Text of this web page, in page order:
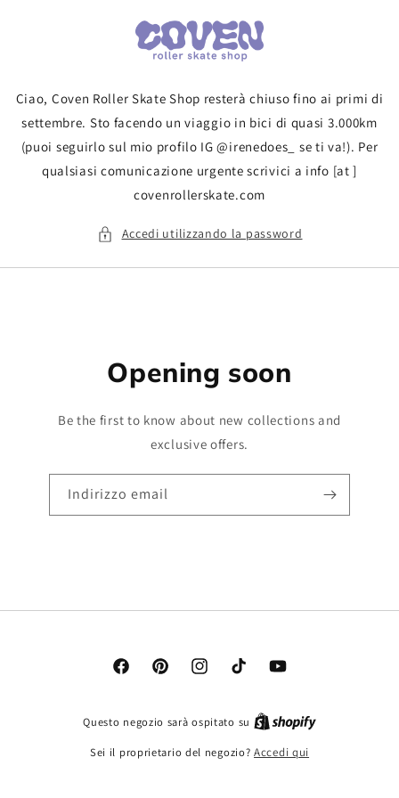
Ciao, Coven Roller Skate Shop resterà chiuso fino ai primi di
settembre. Sto facendo un viaggio in bici di quasi 3.000km
(puoi seguirlo sul mio profilo IG @irenedoes_ se ti va!). Per
qualsiasi comunicazione urgente scrivici a info [at ]
covenrollerskate.com
Accedi utilizzando la password
Opening soon
Be the first to know about new collections and
exclusive offers.
Indirizzo email
FacebookPinterestInstagramTikTok YouTube
Questo negozio sarà ospitato su
Sei il proprietario del negozio?Accedi qui